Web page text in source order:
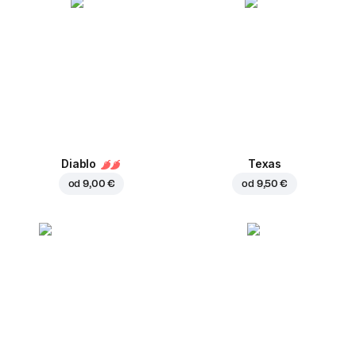
Diablo
od9,00 €
Texas
od 9,50 €